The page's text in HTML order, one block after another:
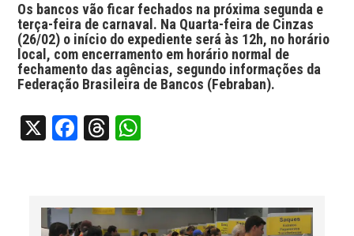
Os bancos vão ficar fechados na próxima segunda e
terça-feira de carnaval. Na Quarta-feira de Cinzas
(26/02) o início do expediente será às 12h, no horário
local, com encerramento em horário normal de
fechamento das agências, segundo informações da
Federação Brasileira de Bancos (Febraban).
X Facebook
Threads